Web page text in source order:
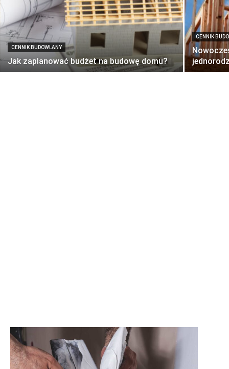
CENNIK BUDOWLANY
Jak zaplanować budżet na budowę domu?
CENNIK